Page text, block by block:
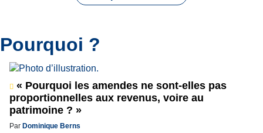
Pourquoi ?
« Pourquoi les amendes ne sont-elles pas
proportionnelles aux revenus, voire au
patrimoine ? »
Par Dominique Berns